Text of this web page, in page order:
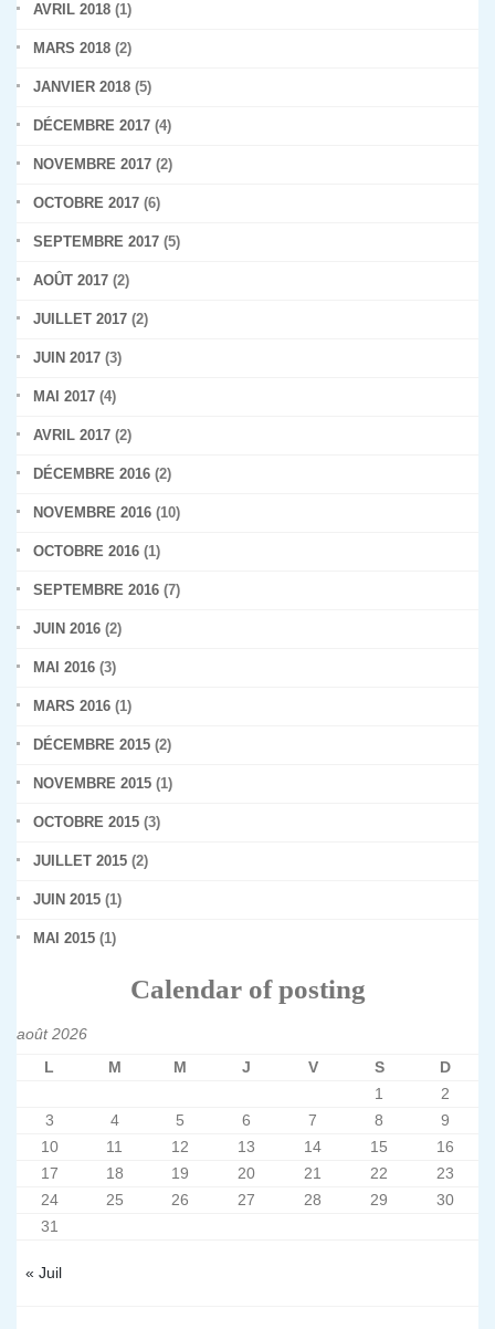
AVRIL 2018 (1)
MARS 2018 (2)
JANVIER 2018 (5)
DÉCEMBRE 2017 (4)
NOVEMBRE 2017 (2)
OCTOBRE 2017 (6)
SEPTEMBRE 2017 (5)
AOÛT 2017 (2)
JUILLET 2017 (2)
JUIN 2017 (3)
MAI 2017 (4)
AVRIL 2017 (2)
DÉCEMBRE 2016 (2)
NOVEMBRE 2016 (10)
OCTOBRE 2016 (1)
SEPTEMBRE 2016 (7)
JUIN 2016 (2)
MAI 2016 (3)
MARS 2016 (1)
DÉCEMBRE 2015 (2)
NOVEMBRE 2015 (1)
OCTOBRE 2015 (3)
JUILLET 2015 (2)
JUIN 2015 (1)
MAI 2015 (1)
Calendar of posting
août 2026
L
M M J V S D
« Juil
1
2
3
4 5 6 7 8
9
10
11 12 13 14 15
16
17
18 19 20 21 22
23
24
25 26 27 28 29
30
31